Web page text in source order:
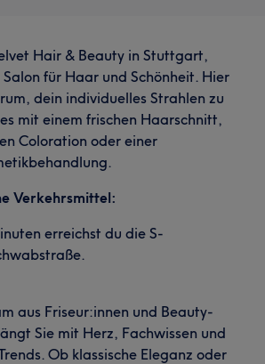
Hair & Beauty in Stuttgart,
für Haar und Schönheit. Hier
dein individuelles Strahlen zu
mit einem frischen Haarschnitt,
Coloration oder einer
Verkehrsmittel:
erreichst du die S-
aus Friseur:innen und Beauty-
Sie mit Herz, Fachwissen und
Ob klassische Eleganz oder